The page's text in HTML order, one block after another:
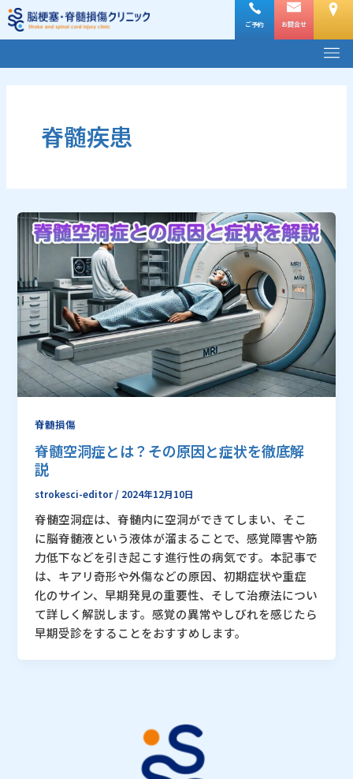
内
容
ス
ご予約 お問合せ
メ
ニ
脊髄疾患
脊髄損傷
脊髄空洞症とは？その原因と症状を徹底解
説
strokesci-editor / 2024年12月10日
脊髄空洞症は、脊髄内に空洞ができてしまい、そこ
に脳脊髄液という液体が溜まることで、感覚障害や筋
力低下などを引き起こす進行性の病気です。本記事で
は、キアリ奇形や外傷などの原因、初期症状や重症
化のサイン、早期発見の重要性、そして治療法につい
て詳しく解説します。感覚の異常やしびれを感じたら
早期受診をすることをおすすめします。